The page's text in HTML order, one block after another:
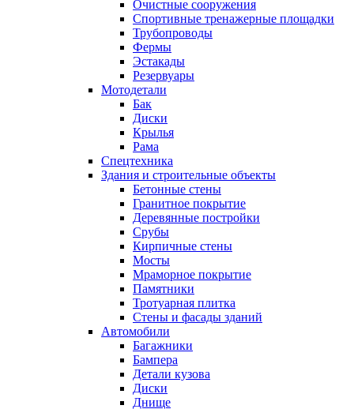
Очистные сооружения
Спортивные тренажерные площадки
Трубопроводы
Фермы
Эстакады
Резервуары
Мотодетали
Бак
Диски
Крылья
Рама
Спецтехника
Здания и строительные объекты
Бетонные стены
Гранитное покрытие
Деревянные постройки
Срубы
Кирпичные стены
Мосты
Мраморное покрытие
Памятники
Тротуарная плитка
Стены и фасады зданий
Автомобили
Багажники
Бампера
Детали кузова
Диски
Днище